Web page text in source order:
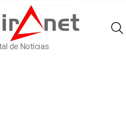
de Notícias